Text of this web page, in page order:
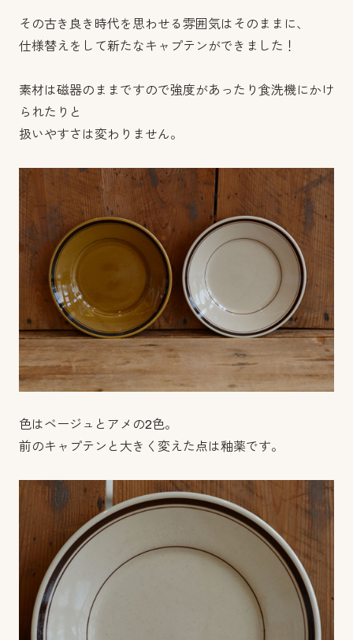
その古き良き時代を思わせる雰囲気はそのままに、
仕様替えをして新たなキャプテンができました！
素材は磁器のままですので強度があったり食洗機にかけ
られたりと
扱いやすさは変わりません。
色はベージュとアメの2色。
前のキャプテンと大きく変えた点は釉薬です。